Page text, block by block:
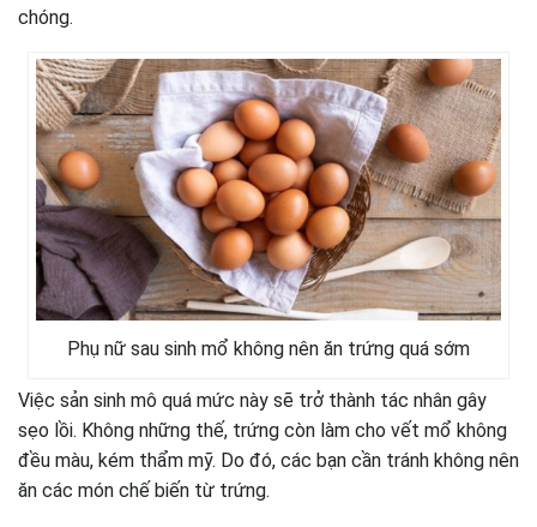
chóng.
Phụ nữ sau sinh mổ không nên ăn trứng quá sớm
Việc sản sinh mô quá mức này sẽ trở thành tác nhân gây
sẹo lồi. Không những thế, trứng còn làm cho vết mổ không
đều màu, kém thẩm mỹ. Do đó, các bạn cần tránh không nên
ăn các món chế biến từ trứng.